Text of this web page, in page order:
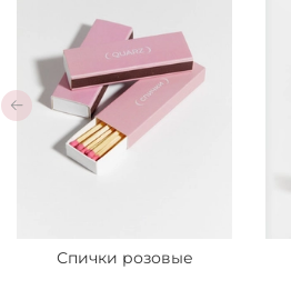
Спички розовые